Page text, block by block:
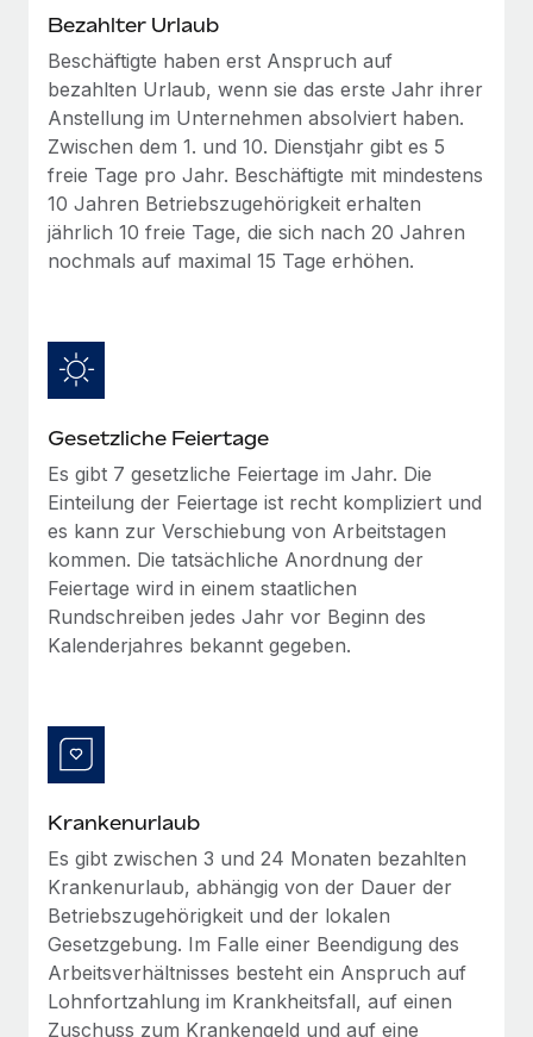
Einfacheres Bewerber:innen-Screening
Compliance Watchtower
Lückenlose Compliance
Geräteverwaltung
Globale Bereitstellung und Verfolgung von IT-
Geräten
Schnelle, rechtssichere Gründung von
Niederlassungen
Mühelose Relocation von Mitarbeiter:innen
Benefits
Mühelose Verwaltung von Benefits
So hat der KI-Vorreiter Weaviate sein Team mit
Remote um 120 % vergrößert
Weaviate auf einen Blick Weaviate entwickelt KI-basierte
Open-Source-Infrastrukturen. Das...
Mehr erfahren
Reverse Tech und Remote für Contractor
Management und Payroll
Reverse Tech auf einen Blick Das Gesundheits- und
Wellness-Startup Reverse Tech hat das globale...
Mehr erfahren
Hol dir Unterstützung
Alle Ressourcen anzeigen
BLOG
Globale Payroll
EOR und PEO
Den Blog erkunden
BLOG
Neues zu Remote-Produkten: Integration mit
Gusto und Zero und Contractor Management
Plus
Auch im neuen Jahr wollen wir bei Remote Unternehmen
aller Größen dabei unterstützen, die beste...
Wie Phiture 55 Mitarbeiter:innen in 19 Ländern
mit Remote verwaltet
Phiture ist der unumstrittene Marktführer im Bereich der
Wachstumsberatung für mobile Apps. Das...
Mehr erfahren
Bezahlter Urlaub
Beschäftigte haben erst Anspruch auf
bezahlten Urlaub, wenn sie das erste Jahr ihrer
Anstellung im Unternehmen absolviert haben.
Zwischen dem 1. und 10. Dienstjahr gibt es 5
freie Tage pro Jahr. Beschäftigte mit mindestens
10 Jahren Betriebszugehörigkeit erhalten
jährlich 10 freie Tage, die sich nach 20 Jahren
nochmals auf maximal 15 Tage erhöhen.
Gesetzliche Feiertage
Es gibt 7 gesetzliche Feiertage im Jahr. Die
Einteilung der Feiertage ist recht kompliziert und
es kann zur Verschiebung von Arbeitstagen
kommen. Die tatsächliche Anordnung der
Feiertage wird in einem staatlichen
Rundschreiben jedes Jahr vor Beginn des
Kalenderjahres bekannt gegeben.
Krankenurlaub
Es gibt zwischen 3 und 24 Monaten bezahlten
Krankenurlaub, abhängig von der Dauer der
Betriebszugehörigkeit und der lokalen
Gesetzgebung. Im Falle einer Beendigung des
Arbeitsverhältnisses besteht ein Anspruch auf
Lohnfortzahlung im Krankheitsfall, auf einen
Zuschuss zum Krankengeld und auf eine